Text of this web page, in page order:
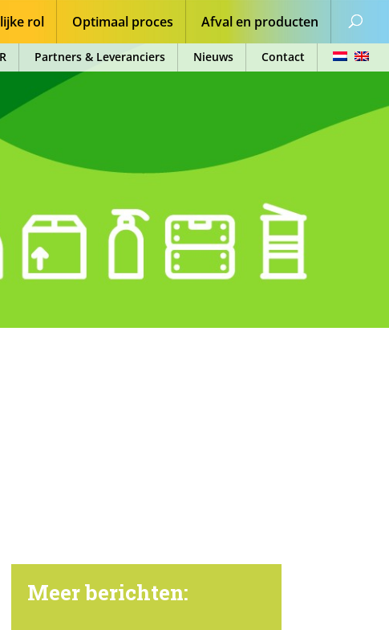
Partners & Leveranciers Nieuws Contact
rol Optimaal proces Afval en producten
Meer berichten: